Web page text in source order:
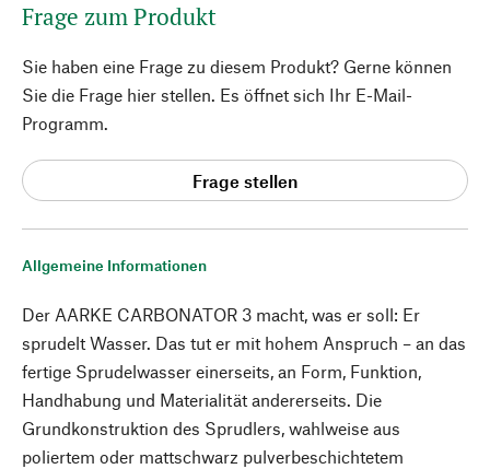
Allgemeine Informationen
Der AARKE CARBONATOR 3 macht, was er soll: Er
sprudelt Wasser. Das tut er mit hohem Anspruch – an das
fertige Sprudelwasser einerseits, an Form, Funktion,
Handhabung und Materialität andererseits. Die
Grundkonstruktion des Sprudlers, wahlweise aus
poliertem oder mattschwarz pulverbeschichtetem
Frage zum Produkt
Sie haben eine Frage zu diesem Produkt? Gerne können
Sie die Frage hier stellen. Es öffnet sich Ihr E-Mail-
Programm.
Frage stellen